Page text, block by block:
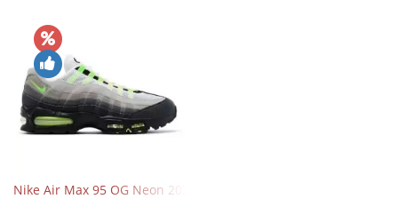
Nike Air Max 95 OG Neon 2025